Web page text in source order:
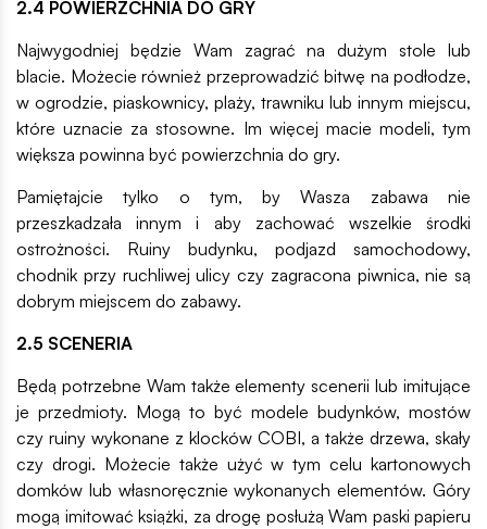
2.4 POWIERZCHNIA DO GRY
Najwygodniej będzie Wam zagrać na dużym stole lub
blacie. Możecie również przeprowadzić bitwę na podłodze,
w ogrodzie, piaskownicy, plaży, trawniku lub innym miejscu,
które uznacie za stosowne. Im więcej macie modeli, tym
większa powinna być powierzchnia do gry.
Pamiętajcie tylko o tym, by Wasza zabawa nie
przeszkadzała innym i aby zachować wszelkie środki
ostrożności. Ruiny budynku, podjazd samochodowy,
chodnik przy ruchliwej ulicy czy zagracona piwnica, nie są
dobrym miejscem do zabawy.
2.5 SCENERIA
Będą potrzebne Wam także elementy scenerii lub imitujące
je przedmioty. Mogą to być modele budynków, mostów
czy ruiny wykonane z klocków COBI, a także drzewa, skały
czy drogi. Możecie także użyć w tym celu kartonowych
domków lub własnoręcznie wykonanych elementów. Góry
mogą imitować książki, za drogę posłużą Wam paski papieru